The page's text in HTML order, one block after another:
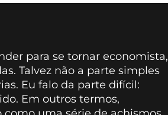
para se tornar economista,
Talvez não a parte simples
Eu falo da parte difícil:
Em outros termos,